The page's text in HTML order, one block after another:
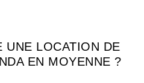
UNE LOCATION DE
EN MOYENNE ?